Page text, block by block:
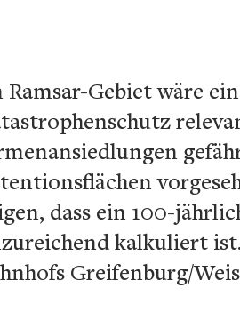
Ramsar-Gebiet wäre
dass ein 100-
kalkuliert
Greifenburg/